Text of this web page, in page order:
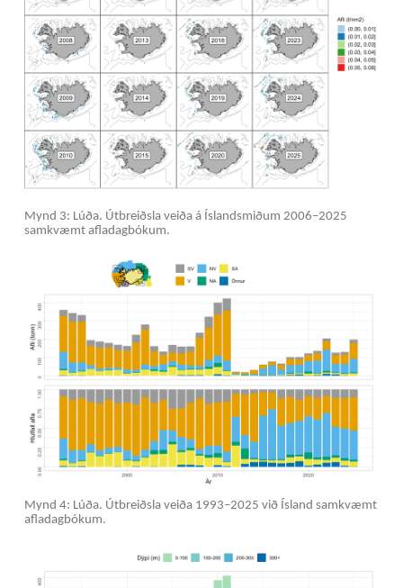
Mynd 3: Lúða. Útbreiðsla veiða á Íslandsmiðum 2006–2025
samkvæmt afladagbókum.
Mynd 4: Lúða. Útbreiðsla veiða 1993–2025 við Ísland samkvæmt
afladagbókum.